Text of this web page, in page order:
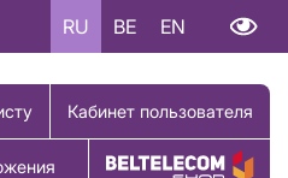
RU BE EN
Кабинет пользователя
Купить товар